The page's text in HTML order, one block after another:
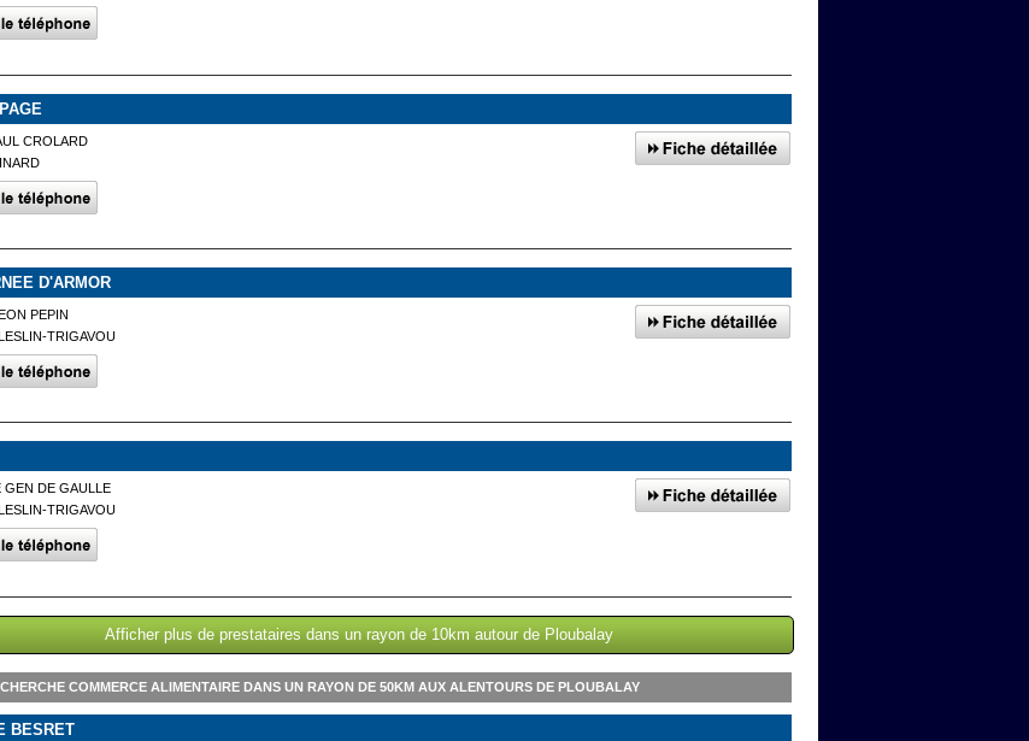
CROLARD
D'ARMOR
PEPIN
TRIGAVOU
GEN DE GAULLE
TRIGAVOU
Afficher plus de prestataires dans un rayon de 10km autour de Ploubalay
COMMERCE ALIMENTAIRE DANS UN RAYON DE 50KM AUX ALENTOURS DE PLOUBALAY
BESRET